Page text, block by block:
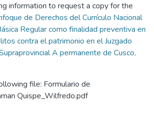
information to request a copy for the
de Derechos del Currículo Nacional
Regular como finalidad preventiva en
contra el patrimonio en el Juzgado
A permanente de Cusco,
file: Formulario de
Quispe_Wilfredo.pdf